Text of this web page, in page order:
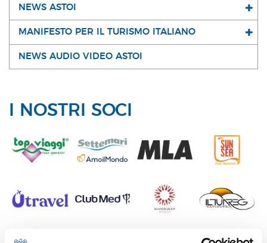
NEWS ASTOI
MANIFESTO PER IL TURISMO ITALIANO
NEWS AUDIO VIDEO ASTOI
I NOSTRI SOCI